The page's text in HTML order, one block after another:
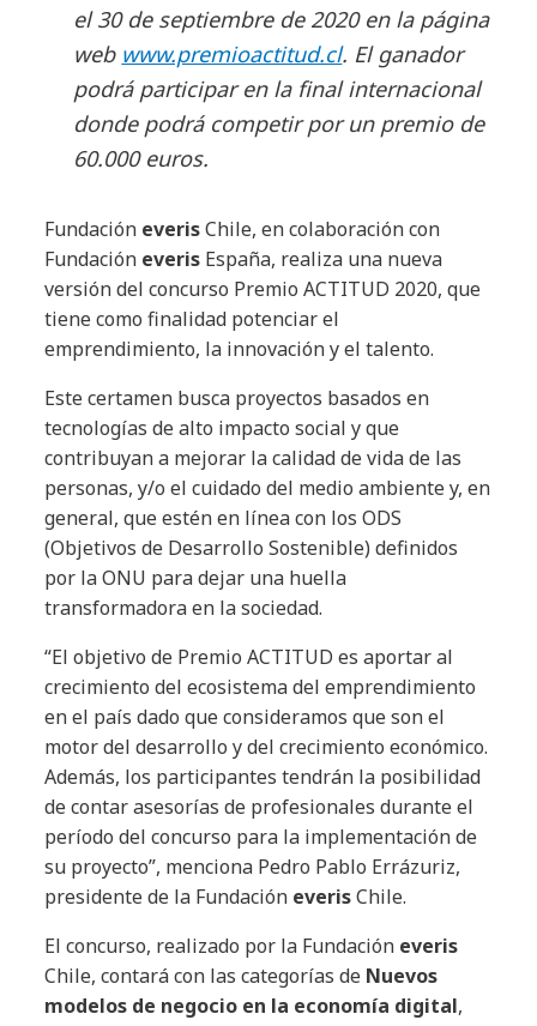
el 30 de septiembre de 2020 en la página
web www.premioactitud.cl. El ganador
podrá participar en la final internacional
donde podrá competir por un premio de
60.000 euros.
Fundación everisChile, en colaboración con
Fundación everis España, realiza una nueva
versión del concurso Premio ACTITUD 2020, que
tiene como finalidad potenciar el
emprendimiento, la innovación y el talento.
Este certamen busca proyectos basados en
tecnologías de alto impacto social y que
contribuyan a mejorar la calidad de vida de las
personas, y/o el cuidado del medio ambiente y, en
general, que estén en línea con los ODS
(Objetivos de Desarrollo Sostenible) definidos
por la ONU para dejar una huella
transformadora en la sociedad.
“El objetivo de Premio ACTITUD es aportar al
crecimiento del ecosistema del emprendimiento
en el país dado que consideramos que son el
motor del desarrollo y del crecimiento económico.
Además, los participantes tendrán la posibilidad
de contar asesorías de profesionales durante el
período del concurso para la implementación de
su proyecto”, menciona Pedro Pablo Errázuriz,
presidente de la Fundación everisChile.
El concurso, realizado por la Fundación everis
Chile, contará con las categorías de Nuevos
modelos de negocio en la economía digital,